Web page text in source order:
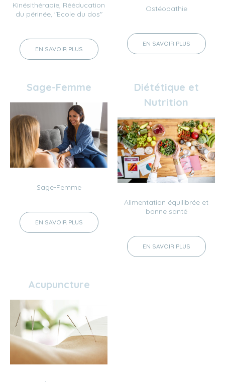
Kinésithérapie, Rééducation
du périnée, "Ecole du dos"
EN SAVOIR PLUS
Ostéopathie
EN SAVOIR PLUS
Sage-Femme
Sage-Femme
EN SAVOIR PLUS
Diététique et
Nutrition
Alimentation équilibrée et
bonne santé
EN SAVOIR PLUS
Acupuncture